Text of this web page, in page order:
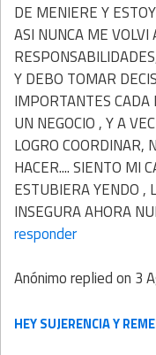
DE MENIERE Y
ASI NUNCA ME
Y DEBO TOMAR
IMPORTANTES CADA
UN NEGOCIO , Y A
LOGRO COORDINAR,
HACER.... SIENTO MI
ESTUBIERA YENDO ,
INSEGURA AHORA
responder
Anónimoreplied on 3
HEY SUJERENCIA Y